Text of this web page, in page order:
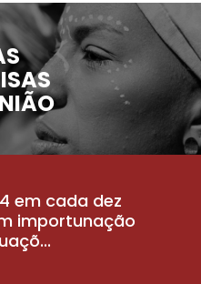
em cada dez
importunação